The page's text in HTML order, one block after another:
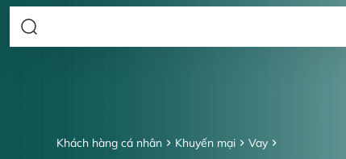
Khách hàng cá nhân Khuyến mại Vay